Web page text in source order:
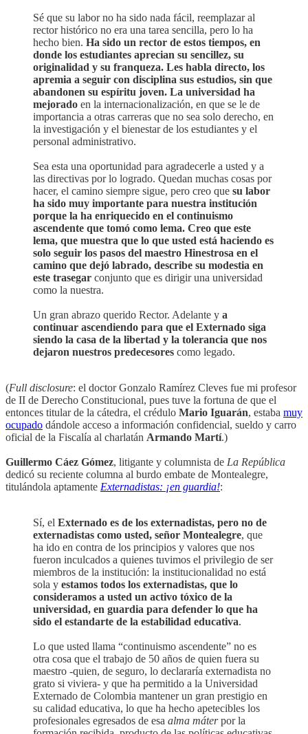
Sé que su labor no ha sido nada fácil, reemplazar al
rector histórico no era una tarea sencilla, pero lo ha
hecho bien. Ha sido un rector de estos tiempos, en
donde los estudiantes aprecian su sencillez, su
originalidad y su franqueza. Les habla directo, los
apremia a seguir con disciplina sus estudios, sin que
abandonen su espíritu joven. La universidad ha
mejorado en la internacionalización, en que se le de
importancia a otras carreras que no sea solo derecho, en
la investigación y el bienestar de los estudiantes y el
personal administrativo.
Sea esta una oportunidad para agradecerle a usted y a
las directivas por lo logrado. Quedan muchas cosas por
hacer, el camino siempre sigue, pero creo que su labor
ha sido muy importante para nuestra institución
porque la ha enriquecido en el continuismo
ascendente que tomó como lema. Creo que este
lema, que muestra que lo que usted está haciendo es
solo seguir los pasos del maestro Hinestrosa en el
camino que dejó labrado, describe su modestia en
este trasegar conjunto que es dirigir una universidad
como la nuestra.
Un gran abrazo querido Rector. Adelante y a
continuar ascendiendo para que el Externado siga
siendo la casa de la libertad y la tolerancia que nos
dejaron nuestros predecesores como legado.
(Full disclosure: el doctor Gonzalo Ramírez Cleves fue mi profesor
de II de Derecho Constitucional, pues tuve la fortuna de que el
entonces titular de la cátedra, el crédulo Mario Iguarán, estaba muy
ocupado dándole acceso a información confidencial, sueldo y carro
oficial de la Fiscalía al charlatán Armando Martí.)
Guillermo Cáez Gómez, litigante y columnista de La República
dedicó su reciente columna al burdo embate de Montealegre,
titulándola aptamente Externadistas: ¡en guardia!:
Sí, el Externado es de los externadistas, pero no de
externadistas como usted, señor Montealegre, que
ha ido en contra de los principios y valores que nos
fueron inculcados a quienes tuvimos el privilegio de ser
miembros de la institución: la institucionalidad no está
sola y estamos todos los externadistas, que lo
consideramos a usted un activo tóxico de la
universidad, en guardia para defender lo que ha
sido el estandarte de la estabilidad educativa.
Lo que usted llama “continuismo ascendente” no es
otra cosa que el trabajo de 50 años de quien fuera su
maestro -quien, de seguro, lo declararía externadista no
grato si viviera- y que ha permitido a la Universidad
Externado de Colombia mantener un gran prestigio en
su calidad educativa, lo que ha hecho apetecibles los
profesionales egresados de esa alma máterpor la